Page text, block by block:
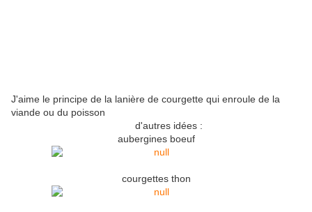
J'aime le principe de la lanière de courgette qui enroule de la
viande ou du poisson
d'autres idées :
aubergines boeuf
courgettes thon